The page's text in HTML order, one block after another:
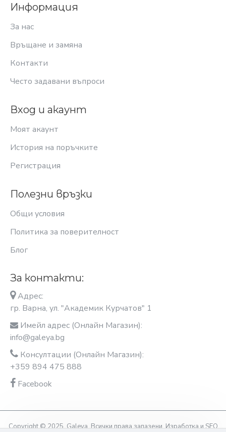
Информация
За нас
Връщане и замяна
Контакти
Често задавани въпроси
Вход и акаунт
Моят акаунт
История на поръчките
Регистрация
Полезни връзки
Общи условия
Политика за поверителност
Блог
За контакти:
Адрес:
гр. Варна, ул. "Академик Курчатов" 1
Имейл адрес (Онлайн Магазин):
info@galeya.bg
Консултации (Онлайн Магазин):
+359 894 475 888
Facebook
Copyright © 2025, Galeya, Всички права запазени. Изработка и SEO